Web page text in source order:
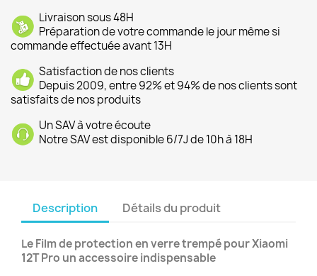
Livraison sous 48H
Préparation de votre commande le jour même si
commande effectuée avant 13H
Satisfaction de nos clients
Depuis 2009, entre 92% et 94% de nos clients sont
satisfaits de nos produits
Un SAV à votre écoute
Notre SAV est disponible 6/7J de 10h à 18H
Description Détails du produit
Le Film de protection en verre trempé pour Xiaomi
12T Pro un accessoire indispensable